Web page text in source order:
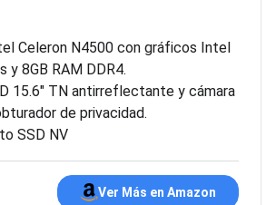
Celeron N4500 con gráficos Intel
y 8GB RAM DDR4.
15.6″ TN antirreflectante y cámara
de privacidad.
SSD NV
Ver Más en Amazon